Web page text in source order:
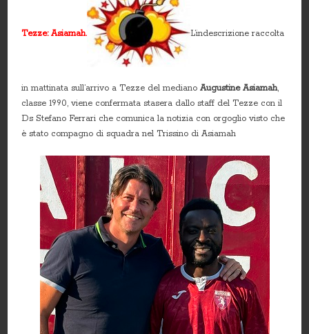
Tezze: Asiamah. L’indescrizione raccolta
in mattinata sull’arrivo a Tezze del medianoAugustine Asiamah,
classe 1990, viene confermata stasera dallo staff del Tezze con il
Ds Stefano Ferrari che comunica la notizia con orgoglio visto che
è stato compagno di squadra nel Trissino di Asiamah